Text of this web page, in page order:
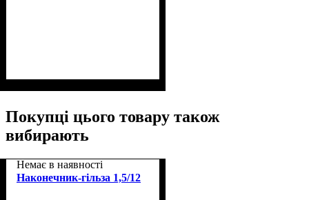
Покупці цього товару також
вибирають
Немає в наявності
Наконечник-гільза 1,5/12